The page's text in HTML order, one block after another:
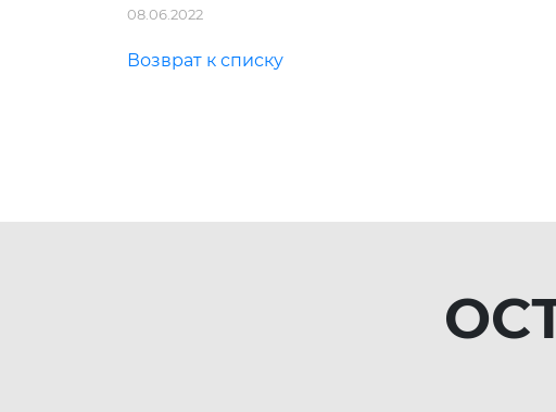
08.06.2022
Возврат к списку